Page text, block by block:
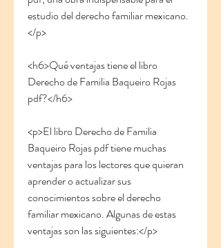
estudio del derecho familiar mexicano.
</p>
<h6>Qué ventajas tiene el libro
Derecho de Familia Baqueiro Rojas
pdf?</h6>
<p>El libro Derecho de Familia
Baqueiro Rojas pdf tiene muchas
ventajas para los lectores que quieran
aprender o actualizar sus
conocimientos sobre el derecho
familiar mexicano. Algunas de estas
ventajas son las siguientes:</p>